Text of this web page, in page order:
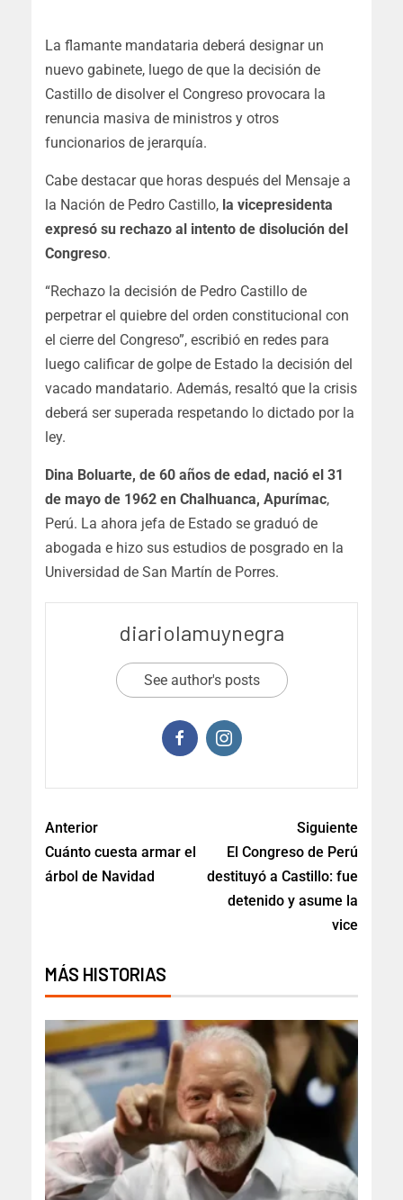
La flamante mandataria deberá designar un
nuevo gabinete, luego de que la decisión de
Castillo de disolver el Congreso provocara la
renuncia masiva de ministros y otros
funcionarios de jerarquía.
Cabe destacar que horas después del Mensaje a
la Nación de Pedro Castillo, la vicepresidenta
expresó su rechazo al intento de disolución del
Congreso.
“Rechazo la decisión de Pedro Castillo de
perpetrar el quiebre del orden constitucional con
el cierre del Congreso”, escribió en redes para
luego calificar de golpe de Estado la decisión del
vacado mandatario. Además, resaltó que la crisis
deberá ser superada respetando lo dictado por la
ley.
Dina Boluarte, de 60 años de edad, nació el 31
de mayo de 1962 en Chalhuanca, Apurímac,
Perú. La ahora jefa de Estado se graduó de
abogada e hizo sus estudios de posgrado en la
Universidad de San Martín de Porres.
diariolamuynegra
See author's posts
Anterior
Cuánto cuesta armar el
árbol de Navidad
Siguiente
El Congreso de Perú
destituyó a Castillo: fue
detenido y asume la
vice
MÁS HISTORIAS